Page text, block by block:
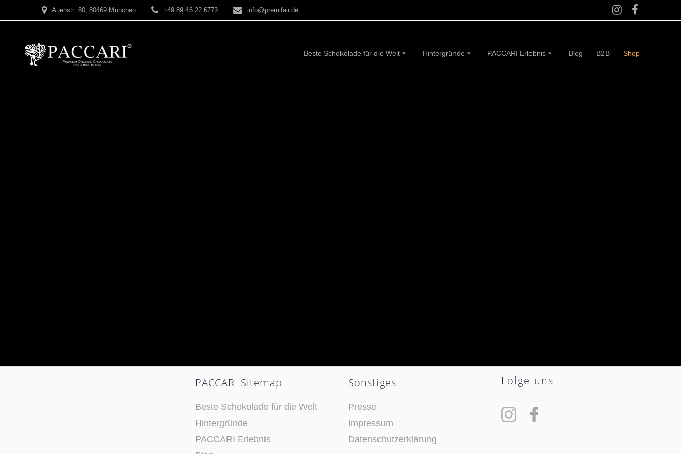
Inhalt
Auenstr. 80, 80469 München +49 89 46 22 6773 info@premifair.de
Beste Schokolade für die Welt Hintergründe PACCARI Erlebnis Blog B2B Shop
PACCARI Sitemap
Beste Schokolade für die Welt
Hintergründe
PACCARI Erlebnis
Sonstiges
Presse
Impressum
Datenschutzerklärung
Folge uns